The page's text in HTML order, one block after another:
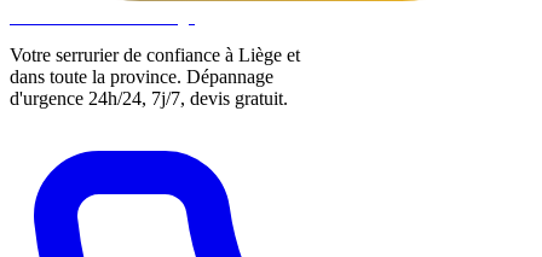
Votre serrurier de confiance à Liège et
dans toute la province. Dépannage
d'urgence 24h/24, 7j/7, devis gratuit.